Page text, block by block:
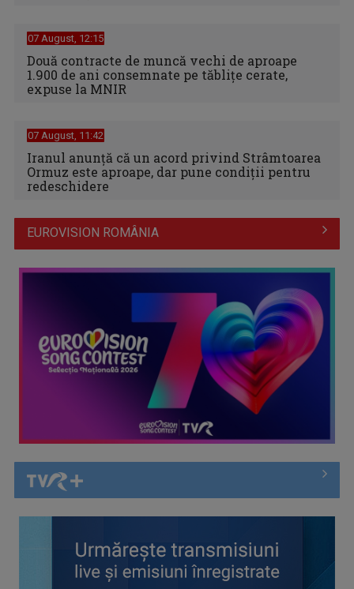
07 August, 12:15
Două contracte de muncă vechi de aproape
1.900 de ani consemnate pe tăblițe cerate,
expuse la MNIR
07 August, 11:42
Iranul anunță că un acord privind Strâmtoarea
Ormuz este aproape, dar pune condiții pentru
redeschidere
EUROVISION ROMÂNIA